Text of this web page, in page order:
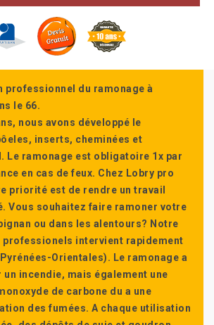
professionnel du ramonage à
le 66.
nous avons développé le
inserts, cheminées et
Le ramonage est obligatoire 1x par
en cas de feux. Chez Lobry pro
priorité est de rendre un travail
Vous souhaitez faire ramoner votre
ou dans les alentours? Notre
professionels intervient rapidement
Orientales). Le ramonage a
un incendie, mais également une
de carbone du a une
des fumées. A chaque utilisation